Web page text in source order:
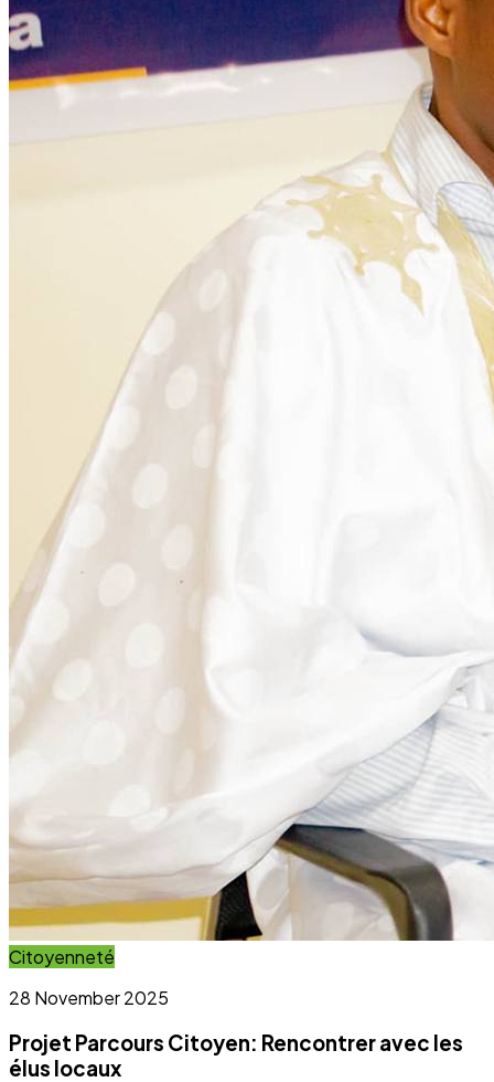
Citoyenneté
28 November 2025
Projet Parcours Citoyen: Rencontrer avec les
élus locaux